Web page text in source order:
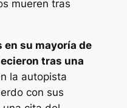
mueren tras
en su mayoría de
tras una
la autopista
con sus